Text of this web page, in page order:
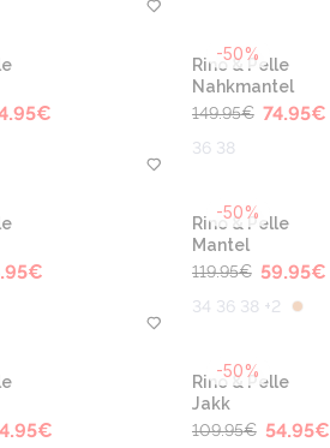
€
-50%
Rino & Pelle
Nahkmantel
149.95€ 74.95€
36 38
€
-50%
Rino & Pelle
Mantel
119.95€ 59.95€
34 36 38 +2
€
-50%
Rino & Pelle
Jakk
109.95€ 54.95€